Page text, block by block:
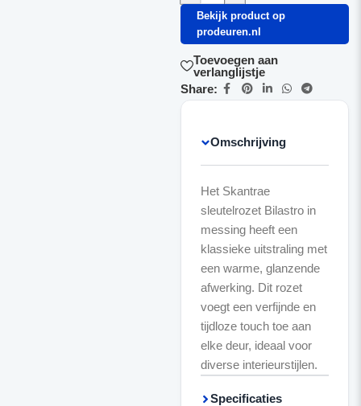
Bekijk product op
prodeuren.nl
Toevoegen aan
verlanglijstje
Share:
Omschrijving
Het Skantrae
sleutelrozet Bilastro in
messing heeft een
klassieke uitstraling met
een warme, glanzende
afwerking. Dit rozet
voegt een verfijnde en
tijdloze touch toe aan
elke deur, ideaal voor
diverse interieurstijlen.
Specificaties